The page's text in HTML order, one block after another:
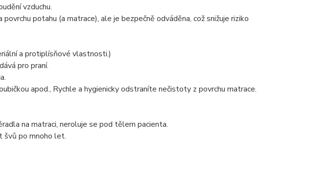
vzduchu.
potahu (a matrace), ale je bezpečně odváděna, což snižuje riziko
a protiplísňové vlastnosti.)
pro praní.
apod., Rychle a hygienicky odstraníte nečistoty z povrchu matrace.
na matraci, neroluje se pod tělem pacienta.
švů po mnoho let.